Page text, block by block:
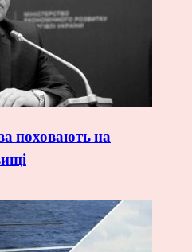
поховають на